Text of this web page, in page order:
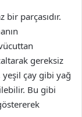
parçasıdır.
gereksiz
yeşil çay gibi yağ
Bu gibi